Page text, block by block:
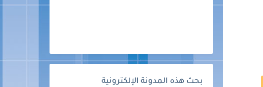
بحث هذه المدونة الإلكترونية